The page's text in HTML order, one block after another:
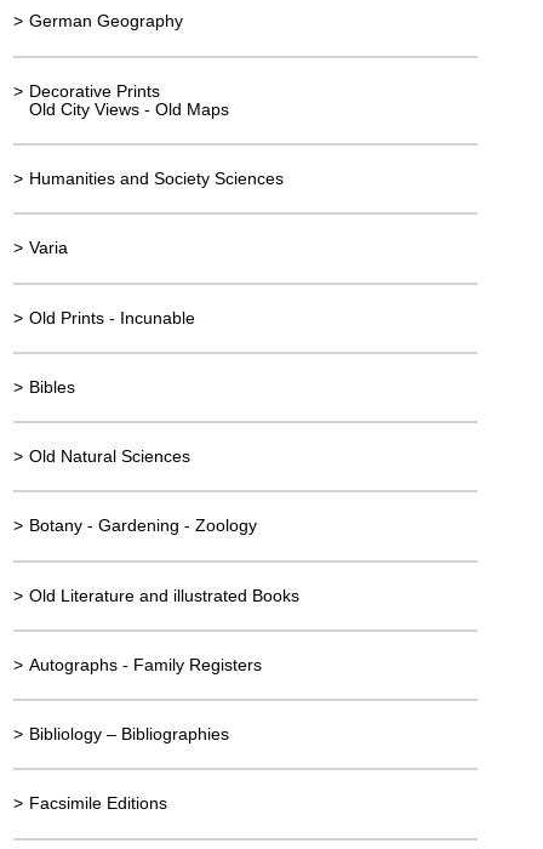
> German Geography
> Decorative Prints
Old City Views - Old Maps
> Humanities and Society Sciences
> Varia
> Old Prints - Incunable
> Bibles
> Old Natural Sciences
> Botany - Gardening - Zoology
> Old Literature and illustrated Books
> Autographs - Family Registers
> Bibliology – Bibliographies
> Facsimile Editions